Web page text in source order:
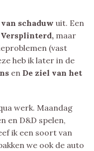
schaduw uit. Een
Versplinterd, maar
(vast
heb ik later in de
en De ziel van het
werk. Maandag
en D&D spelen,
ik een soort van
we ook de auto